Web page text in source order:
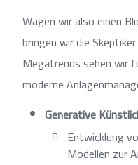
Wagen wir also einen
bringen wir die
Megatrends sehen wir
moderne
Generative
Entwicklung
Modellen zur